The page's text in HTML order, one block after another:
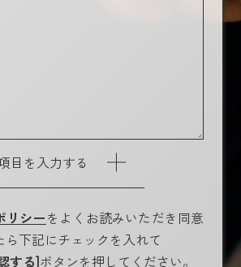
目を入力する
リシーをよくお読みいただき同意
ら下記にチェックを入れて
する]ボタンを押してください。